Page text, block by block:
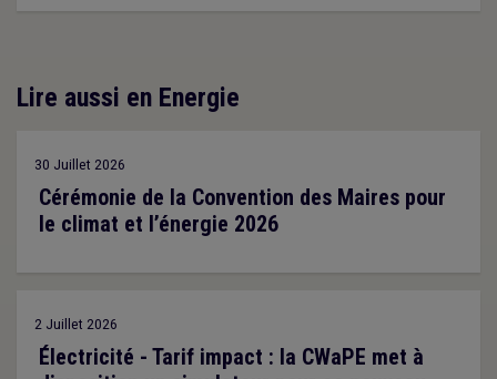
Lire aussi en Energie
30 Juillet 2026
Cérémonie de la Convention des Maires pour
le climat et l’énergie 2026
2 Juillet 2026
Électricité - Tarif impact : la CWaPE met à